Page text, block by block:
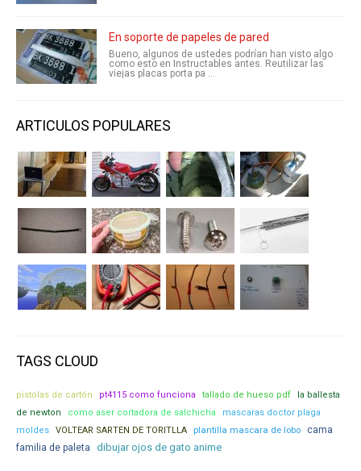
En soporte de papeles de pared
Bueno, algunos de ustedes podrían han visto algo
como esto en Instructables antes. Reutilizar las
viejas placas porta pa ...
ARTICULOS POPULARES
TAGS CLOUD
pistolas de cartón pt4115 como funciona tallado de hueso pdf
la ballesta
de newton
como aser cortadora de salchicha
mascaras doctor plaga
moldes
VOLTEAR SARTEN DE TORITLLA plantilla mascara de lobo
cama
familia de paleta
dibujar ojos de gato anime